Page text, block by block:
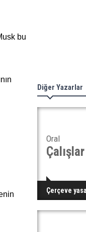
bu
Diğer Yazarlar
Oral
Çalışlar
Çerçeve